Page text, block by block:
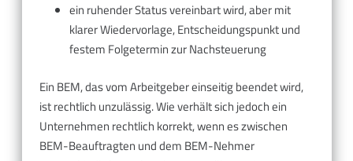
ein ruhender Status vereinbart wird, aber mit
klarer Wiedervorlage, Entscheidungspunkt und
festem Folgetermin zur Nachsteuerung
Ein BEM, das vom Arbeitgeber einseitig beendet wird,
ist rechtlich unzulässig. Wie verhält sich jedoch ein
Unternehmen rechtlich korrekt, wenn es zwischen
BEM-Beauftragten und dem BEM-Nehmer